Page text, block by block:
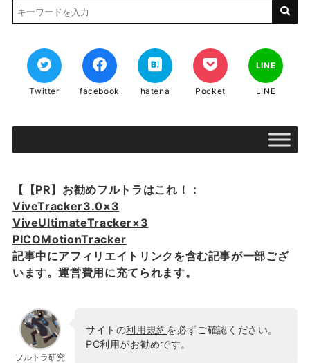
Twitter facebook hatena Pocket
LINE
LINE
【【PR】お勧めフルトラはこれ！：
ViveTracker3.0×3
ViveUltimateTracker×3
PICOMotionTracker
記事中にアフィリエイトリンクを含む記事が一部ござ
います。運営費用に充てられます。
フルトラ研究
サイトの利用規約を必ずご確認ください。
PC利用がお勧めです。